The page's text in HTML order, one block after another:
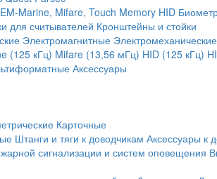
EM-Marine, Mifare, Touch Memory HID
для считывателей Кронштейны и стойки
Электромагнитные
(125 кГц) Mifare (13,56 мГц) HID (125 кГц)
Аксессуары
Карточные
Штанги и тяги к доводчикам Аксессуары к
сигнализации и систем оповещения